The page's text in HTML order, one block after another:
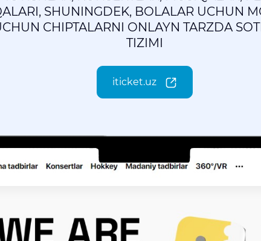
SHUNINGDEK, BOLALAR UCHUN
CHIPTALARNI ONLAYN TARZDA
TIZIMI
iticket.uz